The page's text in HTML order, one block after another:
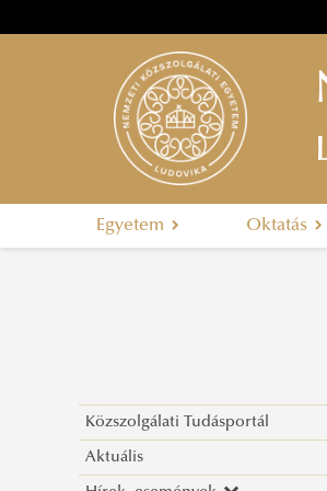
Egyetem Oktatás
Közszolgálati Tudásportál
Aktuális